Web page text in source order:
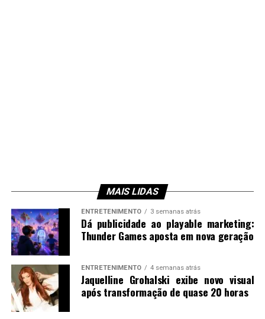
MAIS LIDAS
ENTRETENIMENTO 3 semanas atrás
Dá publicidade ao playable marketing:
Thunder Games aposta em nova geração
ENTRETENIMENTO 4 semanas atrás
Jaquelline Grohalski exibe novo visual
após transformação de quase 20 horas